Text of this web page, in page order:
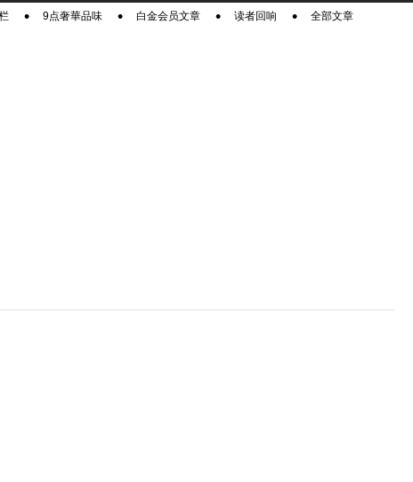
9点奢華品味 白金会员文章 读者回响 全部文章